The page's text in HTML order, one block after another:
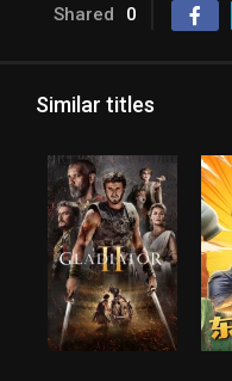
Shared 0
Similar titles